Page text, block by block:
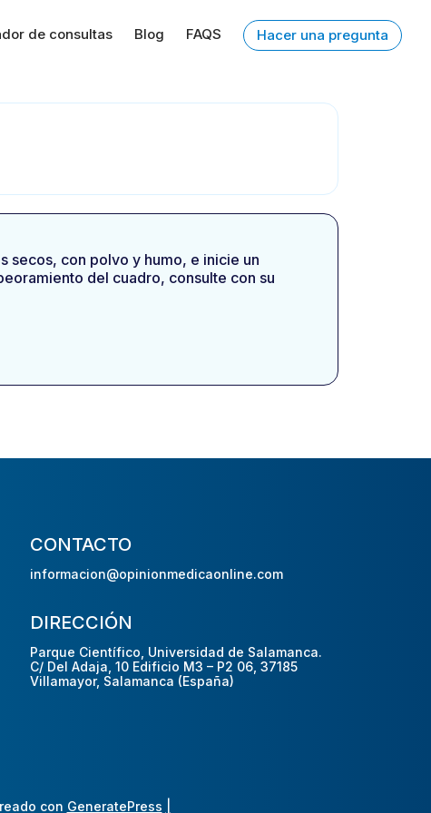
de consultas Blog FAQS Hacer una pregunta
secos, con polvo y humo, e inicie un
del cuadro, consulte con su
CONTACTO
informacion@opinionmedicaonline.com
DIRECCIÓN
Parque Científico, Universidad de Salamanca.
C/ Del Adaja, 10 Edificio M3 – P2 06, 37185
Villamayor, Salamanca (España)
con GeneratePress